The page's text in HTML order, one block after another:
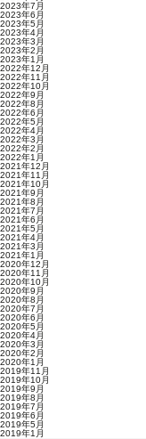
2023年7月
2023年6月
2023年5月
2023年4月
2023年3月
2023年2月
2023年1月
2022年12月
2022年11月
2022年10月
2022年9月
2022年8月
2022年6月
2022年5月
2022年4月
2022年3月
2022年2月
2022年1月
2021年12月
2021年11月
2021年10月
2021年9月
2021年8月
2021年7月
2021年6月
2021年5月
2021年4月
2021年3月
2021年1月
2020年12月
2020年11月
2020年10月
2020年9月
2020年8月
2020年7月
2020年6月
2020年5月
2020年4月
2020年3月
2020年2月
2020年1月
2019年11月
2019年10月
2019年9月
2019年8月
2019年7月
2019年6月
2019年5月
2019年1月